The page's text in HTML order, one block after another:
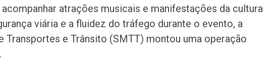
atrações musicais e manifestações da cultura
viária e a fluidez do tráfego durante o evento, a
Transportes e Trânsito (SMTT) montou uma operação